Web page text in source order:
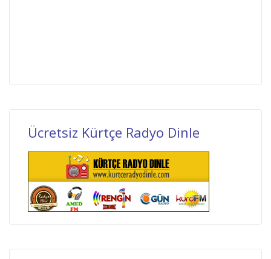
Ücretsiz Kürtçe Radyo Dinle